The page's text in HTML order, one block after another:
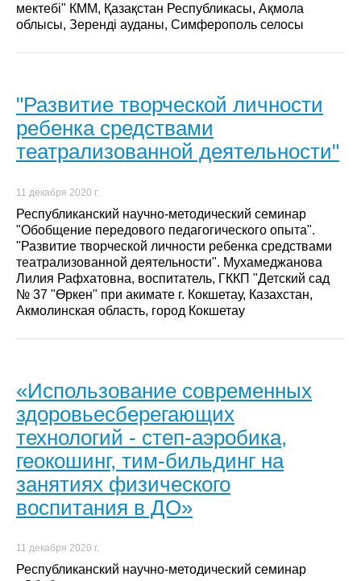
мектебі" КММ, Қазақстан Республикасы, Ақмола
облысы, Зеренді ауданы, Симферополь селосы
"Развитие творческой личности
ребенка средствами
театрализованной деятельности"
11 декабря 2020 г.
Республиканский научно-методический семинар
"Обобщение передового педагогического опыта".
"Развитие творческой личности ребенка средствами
театрализованной деятельности". Мухамеджанова
Лилия Рафхатовна, воспитатель, ГККП "Детский сад
№ 37 "Өркен" при акимате г. Кокшетау, Казахстан,
Акмолинская область, город Кокшетау
«Использование современных
здоровьесберегающих
технологий - степ-аэробика,
геокошинг, тим-бильдинг на
занятиях физического
воспитания в ДО»
11 декабря 2020 г.
Республиканский научно-методический семинар